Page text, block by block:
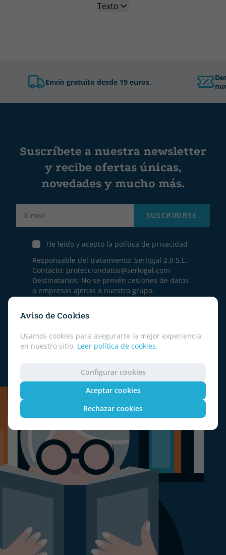
Aviso de Cookies
Usamos cookies para asegurarte la mejor experiencia
en nuestro sitio. Leer política de cookies.
Configurar cookies
Aceptar cookies
Rechazar cookies
Texto
Envío gratuito desde 19 euros.
Suscríbete a nuestra newsletter
y recibe ofertas únicas,
novedades y mucho más.
SUSCRIBIRSE
He leído y acepto la política de privacidad
Responsable del tratamiento: Serlogal 2.0 S.L.;
Contacto: protecciondatos@serlogal.com
Destinatarios: No se prevén cesiones de datos
a empresas ajenas a nuestro grupo.
Oposición y Portabilidad.
Se puede consultar la información detallada en
Política de privacidad